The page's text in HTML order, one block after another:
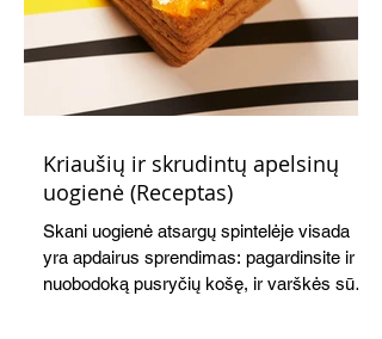
Kriaušių ir skrudintų apelsinų
uogienė (Receptas)
Skani uogienė atsargų spintelėje visada
yra apdairus sprendimas: pagardinsite ir
nuobodoką pusryčių košę, ir varškės sūrį,